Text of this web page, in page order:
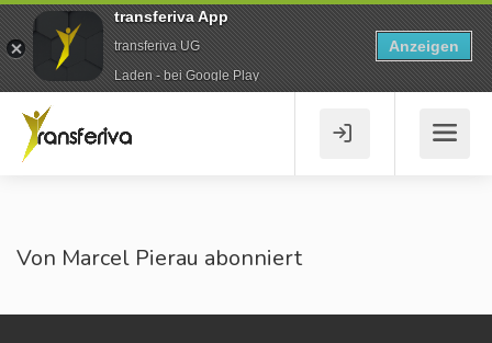
Von Marcel Pierau abonniert
transferiva App
transferiva UG
Laden - bei Google Play
Anzeigen